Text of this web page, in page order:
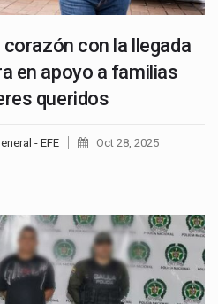
corazón con la llegada
en apoyo a familias
queridos
- EFE Oct 28, 2025